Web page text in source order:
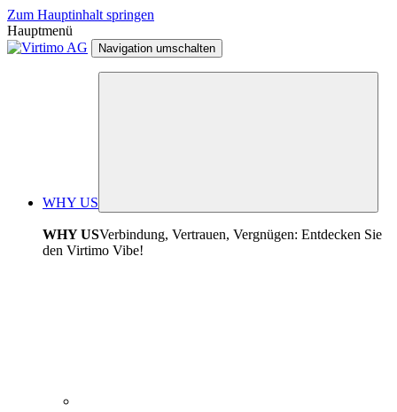
Zum Hauptinhalt springen
Hauptmenü
Navigation umschalten
WHY US
WHY USVerbindung, Vertrauen, Vergnügen: Entdecken Sie
den Virtimo Vibe!